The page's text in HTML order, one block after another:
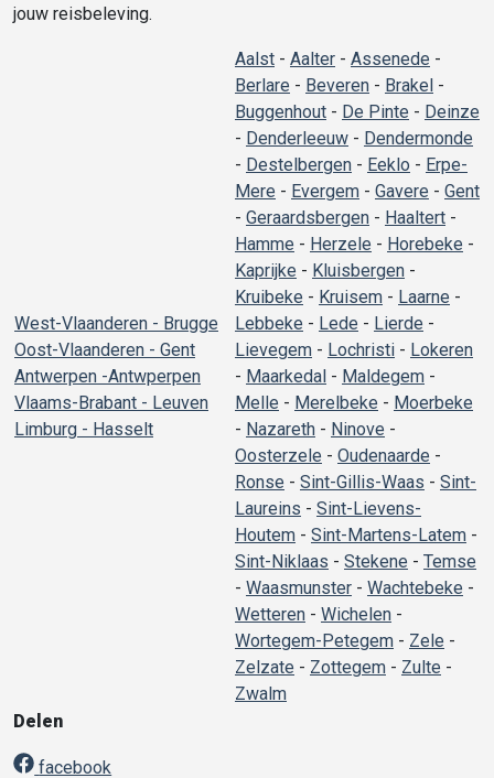
jouw reisbeleving.
West-Vlaanderen - Brugge
Oost-Vlaanderen - Gent
Antwerpen -Antwperpen
Vlaams-Brabant - Leuven
Limburg - Hasselt
Aalst - Aalter - Assenede -
Berlare - Beveren - Brakel -
Buggenhout - De Pinte - Deinze
- Denderleeuw - Dendermonde
- Destelbergen - Eeklo - Erpe-
Mere - Evergem - Gavere - Gent
- Geraardsbergen - Haaltert -
Hamme - Herzele - Horebeke -
Kaprijke - Kluisbergen -
Kruibeke - Kruisem - Laarne -
Lebbeke - Lede - Lierde -
Lievegem - Lochristi - Lokeren
- Maarkedal - Maldegem -
Melle - Merelbeke - Moerbeke
- Nazareth - Ninove -
Oosterzele - Oudenaarde -
Ronse - Sint-Gillis-Waas - Sint-
Laureins - Sint-Lievens-
Houtem - Sint-Martens-Latem -
Sint-Niklaas - Stekene - Temse
- Waasmunster - Wachtebeke -
Wetteren - Wichelen -
Wortegem-Petegem - Zele -
Zelzate - Zottegem - Zulte -
Zwalm
Delen
facebook